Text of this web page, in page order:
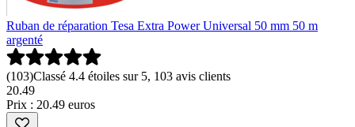
Ruban de réparation Tesa Extra Power Universal 50 mm 50 m
argenté
(103)Classé 4.4 étoiles sur 5, 103 avis clients
20.49
Prix : 20.49 euros